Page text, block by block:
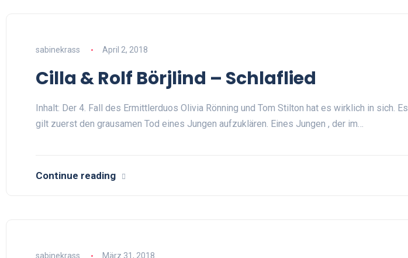
sabinekrass April 2, 2018
Cilla & Rolf Börjlind – Schlaflied
Inhalt: Der 4. Fall des Ermittlerduos Olivia Rönning und Tom Stilton hat es wirklich in sich. Es
gilt zuerst den grausamen Tod eines Jungen aufzuklären. Eines Jungen , der im…
Continue reading
sabinekrass März 31, 2018